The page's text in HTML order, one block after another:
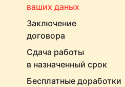
ваших даных
Заключение
договора
Сдача работы
в назначенный срок
Бесплатные доработки